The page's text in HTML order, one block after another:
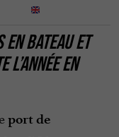
EN BATEAU ET
L’ANNÉE EN
port de